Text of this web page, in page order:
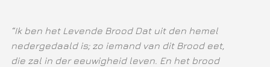
“Ik ben het Levende Brood Dat uit den hemel
nedergedaald is; zo iemand van dit Brood eet,
die zal in der eeuwigheid leven. En het brood